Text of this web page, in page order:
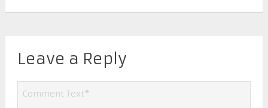
Leave a Reply